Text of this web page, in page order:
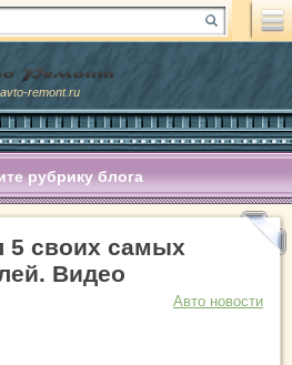
remont.ru
рубрику блога
5 своих самых
Видео
Авто новости